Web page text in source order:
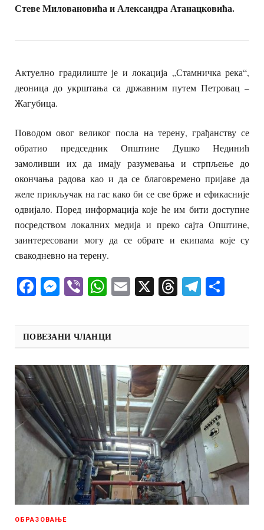
Стеве Миловановића и Александра Атанацковића.
Актуелно градилиште је и локација „Стамничка река“,
деоница до укрштања са државним путем Петровац –
Жагубица.
Поводом овог великог посла на терену, грађанству се
обратио председник Општине Душко Нединић
замоливши их да имају разумевања и стрпљење до
окончања радова као и да се благовремено пријаве да
желе прикључак на гас како би се све брже и ефикасније
одвијало. Поред информација које ће им бити доступне
посредством локалних медија и преко сајта Општине,
заинтересовани могу да се обрате и екипама које су
свакодневно на терену.
Facebook
Messenger
ViberWhatsApp
Email
X Threads
ПОВЕЗАНИ ЧЛАНЦИ
ОБРАЗОВАЊЕ